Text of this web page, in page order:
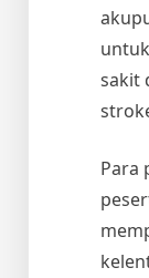
sakit
Para